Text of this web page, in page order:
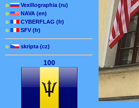
o
Vexillographia (ru)
o
NAVA (en)
o
CYBERFLAG (fr)
o
SFV (fr)
o skripta (cz)
100